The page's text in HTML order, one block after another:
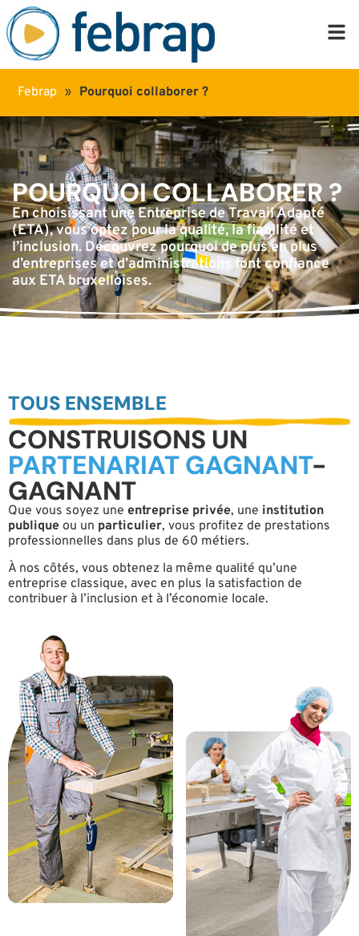
Febrap » Pourquoi collaborer ?
POURQUOI COLLABORER ?
En choisissant une Entreprise de Travail Adapté
(ETA), vous optez pour la qualité, la fiabilité et
l’inclusion. Découvrez pourquoi de plus en plus
d’entreprises et d’administrations font confiance
aux ETA bruxelloises.
TOUS ENSEMBLE
CONSTRUISONS UN
PARTENARIAT GAGNANT-
GAGNANT
Que vous soyez une entreprise privée, une institution
publique ou un particulier, vous profitez de prestations
professionnelles dans plus de 60 métiers.
À nos côtés, vous obtenez la même qualité qu’une
entreprise classique, avec en plus la satisfaction de
contribuer à l’inclusion et à l’économie locale.